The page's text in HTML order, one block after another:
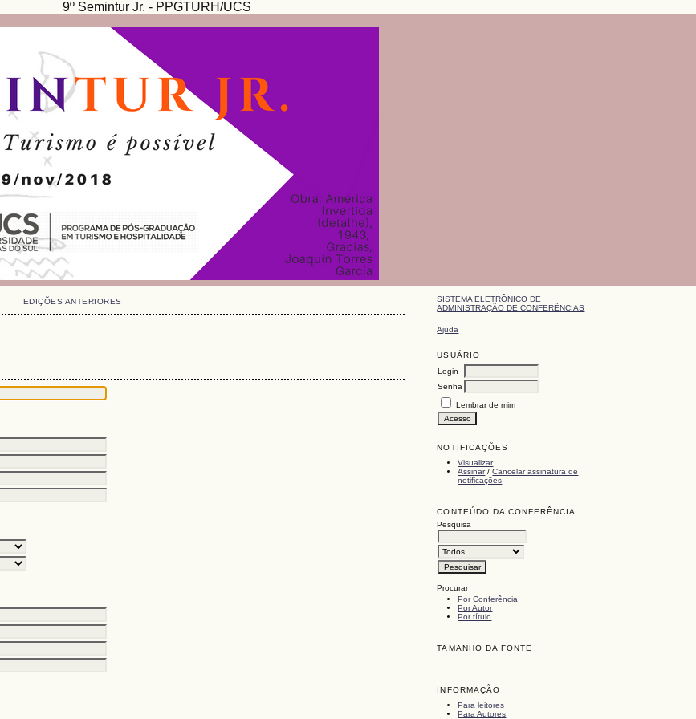
9º Semintur Jr. - PPGTURH/UCS
SISTEMA ELETRÔNICO DE
ADMINISTRAÇÃO DE CONFERÊNCIAS
Ajuda
USUÁRIO
Login
Senha
Lembrar de mim
NOTIFICAÇÕES
Visualizar
Assinar/Cancelar assinatura de
notificações
CONTEÚDO DA CONFERÊNCIA
Pesquisa
Procurar
Por Conferência
Por Autor
Por título
TAMANHO DA FONTE
INFORMAÇÃO
Para leitores
Para Autores
EDIÇÕES ANTERIORES